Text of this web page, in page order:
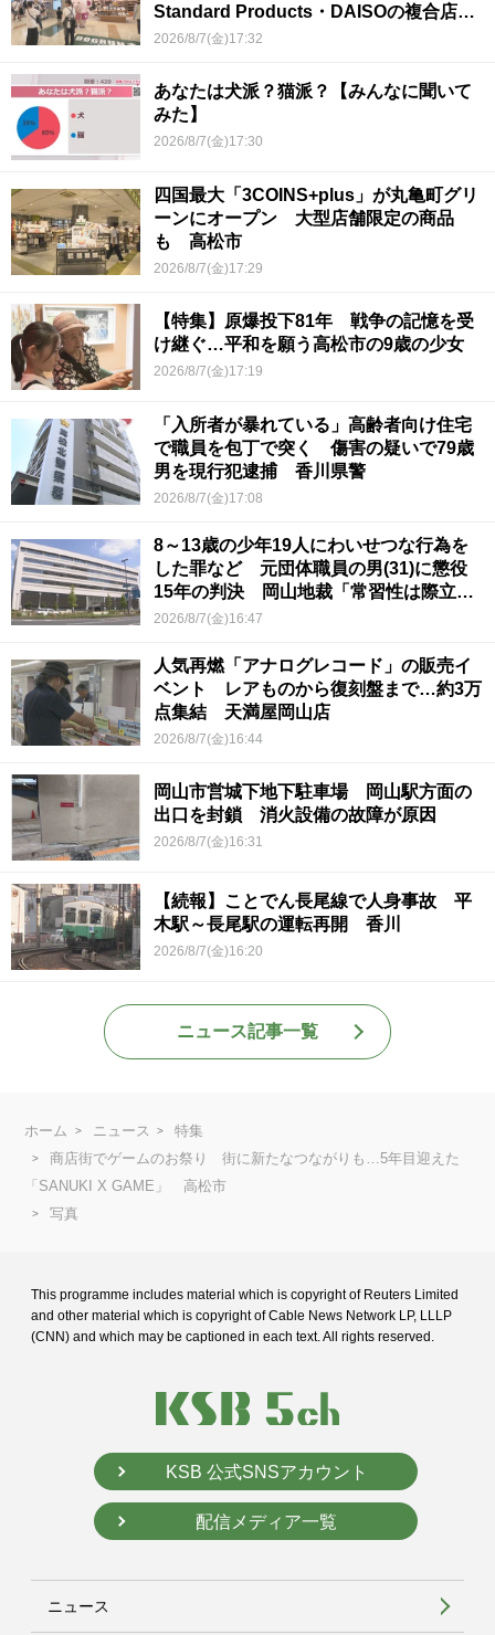
Standard Products・DAISOの複合店は
香川県初
2026/8/7(金)17:32
あなたは犬派？猫派？【みんなに聞いて
みた】
2026/8/7(金)17:30
四国最大「3COINS+plus」が丸亀町グリ
ーンにオープン 大型店舗限定の商品
も 高松市
2026/8/7(金)17:29
【特集】原爆投下81年 戦争の記憶を受
け継ぐ…平和を願う高松市の9歳の少女
2026/8/7(金)17:19
「入所者が暴れている」高齢者向け住宅
で職員を包丁で突く 傷害の疑いで79歳
男を現行犯逮捕 香川県警
2026/8/7(金)17:08
8～13歳の少年19人にわいせつな行為を
した罪など 元団体職員の男(31)に懲役
15年の判決 岡山地裁「常習性は際立っ
ていて被害結果も非常に重い」
2026/8/7(金)16:47
人気再燃「アナログレコード」の販売イ
ベント レアものから復刻盤まで…約3万
点集結 天満屋岡山店
2026/8/7(金)16:44
岡山市営城下地下駐車場 岡山駅方面の
出口を封鎖 消火設備の故障が原因
2026/8/7(金)16:31
【続報】ことでん長尾線で人身事故 平
木駅～長尾駅の運転再開 香川
2026/8/7(金)16:20
ニュース記事一覧
ホーム ニュース
特集
商店街でゲームのお祭り 街に新たなつながりも…5年目迎えた
「SANUKI X GAME」 高松市
写真
This programme includes material which is copyright of Reuters Limited
and other material which is copyright of Cable News Network LP, LLLP
(CNN) and which may be captioned in each text. All rights reserved.
KSB 公式SNSアカウント
配信メディア一覧
ニュース